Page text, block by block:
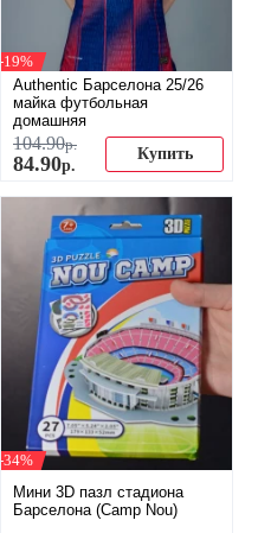
-19%
Authentic Барселона 25/26
майка футбольная
домашняя
104.90р.
84.90р.
Купить
-34%
Мини 3D пазл стадиона
Барселона (Camp Nou)